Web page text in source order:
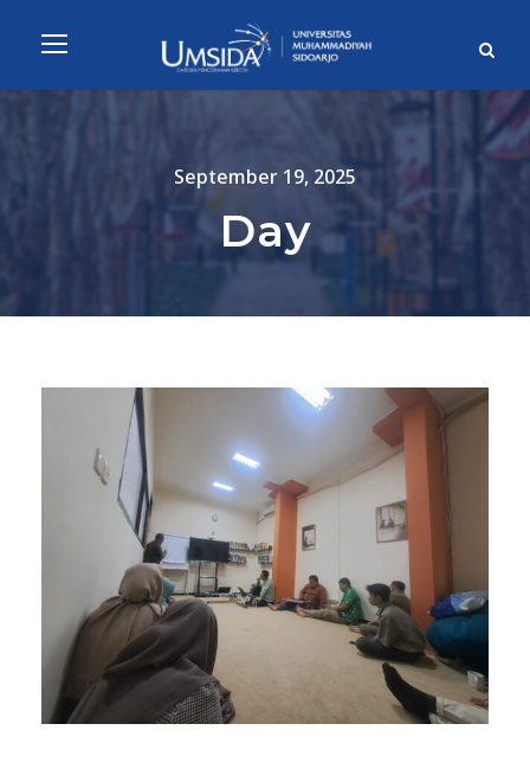
September 19, 2025
Day